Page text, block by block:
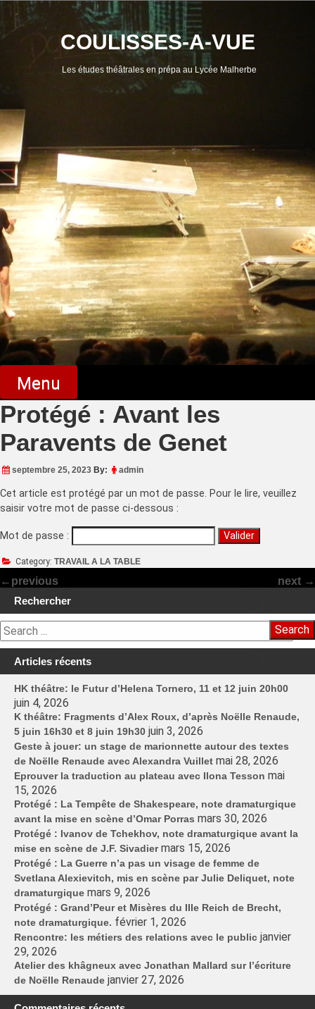
Skip
content
COULISSES-A-VUE
Les études théâtrales en prépa au Lycée Malherbe
Menu
Protégé : Avant les
Paravents de Genet
septembre 25, 2023 By: admin
Cet article est protégé par un mot de passe. Pour le lire, veuillez
saisir votre mot de passe ci-dessous :
Mot de passe :
Category: TRAVAIL A LA TABLE
← previous next →
Rechercher
Search
Articles récents
HK théâtre: le Futur d’Helena Tornero, 11 et 12 juin 20h00
juin 4, 2026
K théâtre: Fragments d’Alex Roux, d’après Noëlle Renaude,
5 juin 16h30 et 8 juin 19h30 juin 3, 2026
Geste à jouer: un stage de marionnette autour des textes
de Noëlle Renaude avec Alexandra Vuillet mai 28, 2026
Eprouver la traduction au plateau avec Ilona Tesson mai
15, 2026
Protégé : La Tempête de Shakespeare, note dramaturgique
avant la mise en scène d’Omar Porras mars 30, 2026
Protégé : Ivanov de Tchekhov, note dramaturgique avant la
mise en scène de J.F. Sivadier mars 15, 2026
Protégé : La Guerre n’a pas un visage de femme de
Svetlana Alexievitch, mis en scène par Julie Deliquet, note
dramaturgique mars 9, 2026
Protégé : Grand’Peur et Misères du IIIe Reich de Brecht,
note dramaturgique. février 1, 2026
Rencontre: les métiers des relations avec le public janvier
29, 2026
Atelier des khâgneux avec Jonathan Mallard sur l’écriture
de Noëlle Renaude janvier 27, 2026